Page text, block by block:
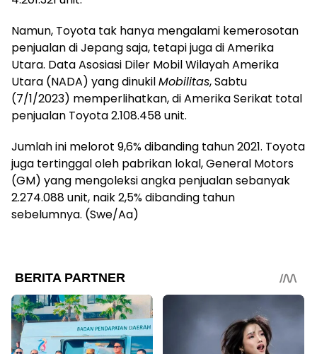
Namun, Toyota tak hanya mengalami kemerosotan
penjualan di Jepang saja, tetapi juga di Amerika
Utara. Data Asosiasi Diler Mobil Wilayah Amerika
Utara (NADA) yang dinukilMobilitas, Sabtu
(7/1/2023) memperlihatkan, di Amerika Serikat total
penjualan Toyota 2.108.458 unit.
Jumlah ini melorot 9,6% dibanding tahun 2021. Toyota
juga tertinggal oleh pabrikan lokal, General Motors
(GM) yang mengoleksi angka penjualan sebanyak
2.274.088 unit, naik 2,5% dibanding tahun
sebelumnya. (Swe/Aa)